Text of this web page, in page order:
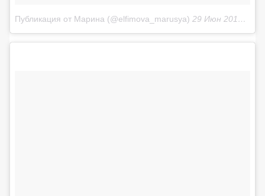
Публикация от Марина (@elfimova_marusya) 29 Июн 2018 в 5:58 PDT